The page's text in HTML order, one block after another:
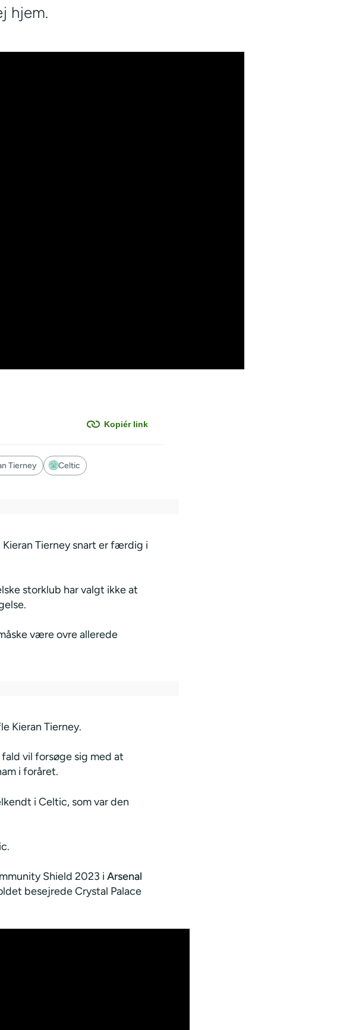
hjem.
Kopiér link
Tierney Celtic
Tierney snart er færdig i
storklub har valgt ikke at
være ovre allerede
Kieran Tierney.
vil forsøge sig med at
i foråret.
i Celtic, som var den
Shield 2023 i Arsenal
besejrede Crystal Palace